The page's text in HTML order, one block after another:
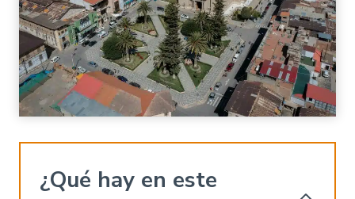
¿Qué hay en este